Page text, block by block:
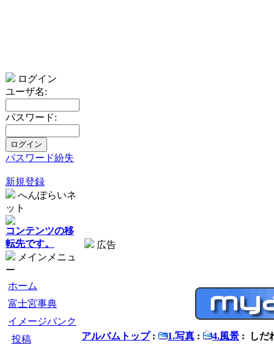
ログイン
ユーザ名:
パスワード:
パスワード紛失
新規登録
へんぽらいネ
ット
コンテンツの移
転先です。
メインメニュ
ー
ホーム
富士宮事典
イメージバンク
投稿
広告
アルバムトップ: 1.写真 : 4.風景 : しだ